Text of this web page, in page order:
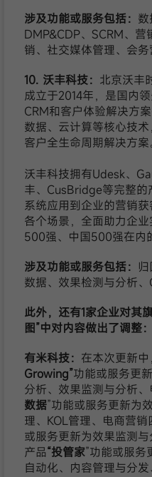
涉及功能或服务包括： 数
DMP&CDP、SCRM、
销、社交媒体管理、会务
10. 沃丰科技： 北京沃丰
成立于2014年，是国内
CRM和客户体验解决方
数据、云计算等核心技
客户全生命周期解决方案
沃丰科技拥有Udesk、
丰、CusBridge等完整的
系统应用到企业的营销
各个场景，全面助力企
500强、中国500强在内
涉及功能或服务包括：
数据、效果检测与分析、
此外，还有1家企业对其
图”中对内容做出了调整：
有米科技： 在本次更新
Growing”功能或服务更
分析、效果监测与分析
数据”功能或服务更新为
理、KOL管理、电商营销
或服务更新为效果监测
产品“投管家”功能或服
自动化、内容管理与分发